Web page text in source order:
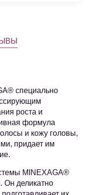
специально
роста и
формула
и кожу головы,
придает им
MINEXAGA®
Он деликатно